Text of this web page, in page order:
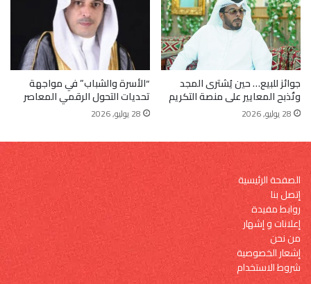
جوائز للبيع… حين يُشترى المجد
وتُذبح المعايير على منصة التكريم
28 يوليو, 2026
“الأسرة والشباب” في مواجهة
تحديات التحول الرقمي المعاصر
28 يوليو, 2026
الصفحة الرئيسية
إتصل بنا
روابط مفيدة
إعلانات و إشهار
من نحن
إشعار الخصوصية
شروط الاستخدام